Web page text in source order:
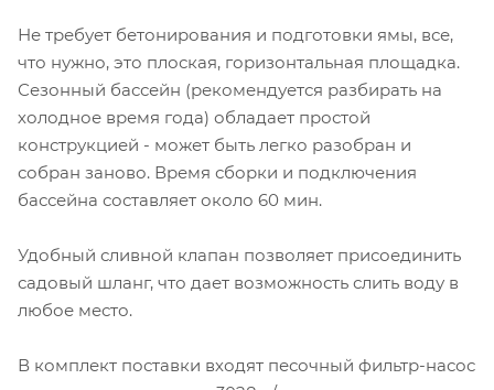
Не требует бетонирования и подготовки ямы, все,
что нужно, это плоская, горизонтальная площадка.
Сезонный бассейн (рекомендуется разбирать на
холодное время года) обладает простой
конструкцией - может быть легко разобран и
собран заново. Время сборки и подключения
бассейна составляет около 60 мин.
Удобный сливной клапан позволяет присоединить
садовый шланг, что дает возможность слить воду в
любое место.
В комплект поставки входят песочный фильтр-насос